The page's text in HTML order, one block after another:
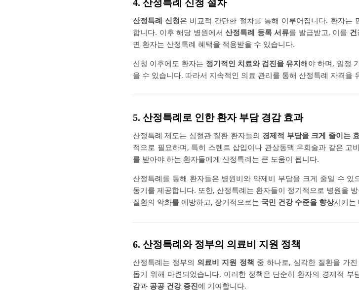
4. 산정특례 신청 절차
산정특례 신청은 비교적 간단한 절차를 통해 이루어집니다. 환자는
합니다. 이후 해당 병원에서산정특례 등록 서류를 발급받고, 이를
면 환자는 산정특례 혜택을 적용받을 수 있습니다.
신청 이후에도 환자는 정기적인 치료와 검진을 유지해야 하며, 일정
을 수 있습니다. 따라서 지속적인 의료 관리를 통해 산정특례 자격을
5. 산정특례로 인한 환자 부담 경감 효과
산정특례 제도는 심혈관 질환 환자들의 경제적 부담을 크게 줄이는
적으로 필요하며, 특히 스텐트 삽입이나 관상동맥 우회술과 같은 고
를 받아야 하는 환자들에게 산정특례는 큰 도움이 됩니다.
산정특례를 통해 환자들은 병원비와 약제비 부담을 크게 줄일 수
동기를 제공합니다. 또한, 산정특례는 환자들이 정기적으로 병원을
질환의 악화를 예방하고, 장기적으로는 국민 건강 수준을 향상시키는
6. 산정특례와 정부의 의료비 지원 정책
산정특례는 정부의 의료비 지원 정책 중 하나로, 심각한 질환을 가
돕기 위해 마련되었습니다. 이러한 정책은 단순히 환자의 경제적
감과 공공 건강 증진에 기여합니다.